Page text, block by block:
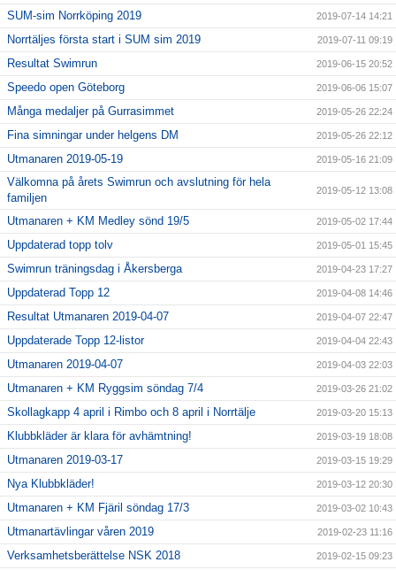
SUM-sim Norrköping 2019 2019-07-14 14:21
Norrtäljes första start i SUM sim 2019 2019-07-11 09:19
Resultat Swimrun 2019-06-15 20:52
Speedo open Göteborg 2019-06-06 15:07
Många medaljer på Gurrasimmet 2019-05-26 22:24
Fina simningar under helgens DM 2019-05-26 22:12
Utmanaren 2019-05-19 2019-05-16 21:09
Välkomna på årets Swimrun och avslutning för hela
familjen
2019-05-12 13:08
Utmanaren + KM Medley sönd 19/5 2019-05-02 17:44
Uppdaterad topp tolv 2019-05-01 15:45
Swimrun träningsdag i Åkersberga 2019-04-23 17:27
Uppdaterad Topp 12 2019-04-08 14:46
Resultat Utmanaren 2019-04-07 2019-04-07 22:47
Uppdaterade Topp 12-listor 2019-04-04 22:43
Utmanaren 2019-04-07 2019-04-03 22:03
Utmanaren + KM Ryggsim söndag 7/4 2019-03-26 21:02
Skollagkapp 4 april i Rimbo och 8 april i Norrtälje 2019-03-20 15:13
Klubbkläder är klara för avhämtning! 2019-03-19 18:08
Utmanaren 2019-03-17 2019-03-15 19:29
Nya Klubbkläder! 2019-03-12 20:30
Utmanaren + KM Fjäril söndag 17/3 2019-03-02 10:43
Utmanartävlingar våren 2019 2019-02-23 11:16
Verksamhetsberättelse NSK 2018 2019-02-15 09:23